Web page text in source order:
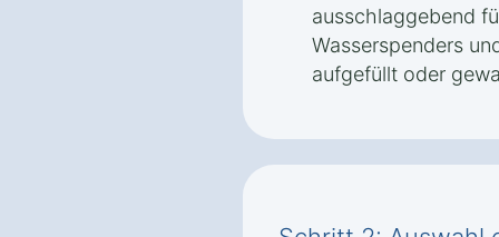
ausschlaggebend
Wasserspenders
aufgefüllt oder